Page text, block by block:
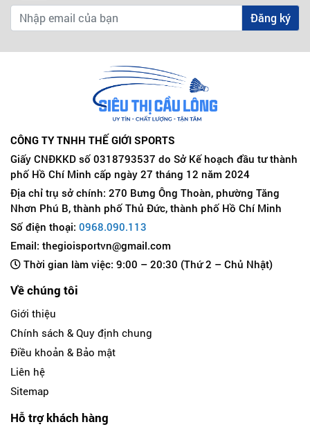
Đăng ký
CÔNG TY TNHH THẾ GIỚI SPORTS
Giấy CNĐKKD số 0318793537 do Sở Kế hoạch đầu tư thành
phố Hồ Chí Minh cấp ngày 27 tháng 12 năm 2024
Địa chỉ trụ sở chính: 270 Bưng Ông Thoàn, phường Tăng
Nhơn Phú B, thành phố Thủ Đức, thành phố Hồ Chí Minh
Số điện thoại: 0968.090.113
Email: thegioisportvn@gmail.com
Thời gian làm việc: 9:00 – 20:30 (Thứ 2 – Chủ Nhật)
Về chúng tôi
Giới thiệu
Chính sách & Quy định chung
Điều khoản & Bảo mật
Liên hệ
Sitemap
Hỗ trợ khách hàng